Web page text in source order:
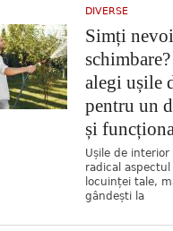
DIVERSE
Simți
alegi ușile
pentru un
și
Ușile de
radical
locuinței tale,
gândești la